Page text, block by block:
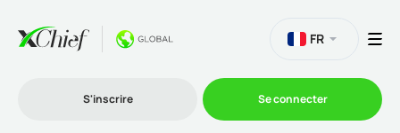
FR
S'inscrire Se connecter